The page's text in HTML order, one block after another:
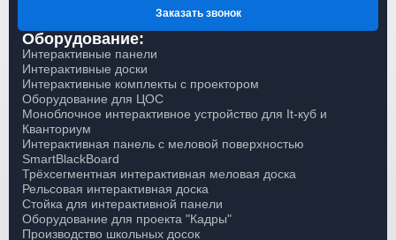
Заказать звонок
Оборудование:
Интерактивные панели
Интерактивные доски
Интерактивные комплекты с проектором
Оборудование для ЦОС
Моноблочное интерактивное устройство для It-куб и
Кванториум
Интерактивная панель с меловой поверхностью
SmartBlackBoard
Трёхсегментная интерактивная меловая доска
Рельсовая интерактивная доска
Стойка для интерактивной панели
Оборудование для проекта "Кадры"
Производство школьных досок